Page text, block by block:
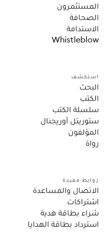
المستثمرون
الصحافة
الاستدامة
Whistleblow
استكشف
البحث
الكتب
سلسلة الكتب
ستوريتل أوريجنال
المؤلفون
رواة
روابط مفيدة
الاتصال والمساعدة
اشتراكات
شراء بطاقة هدية
استرداد بطاقة الهدايا